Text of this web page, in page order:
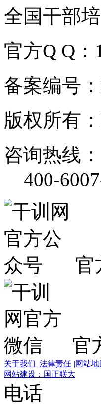
全国干部
官方Q Q：
备案编号
版权所有
咨询热线：
400-
官
官
关于我们 |法律责任 |网站地
网站建设：国正联大
电话